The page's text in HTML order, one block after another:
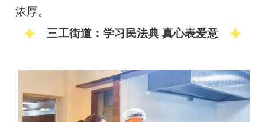
浓厚。
三工街道：学习民法典 真心表爱意